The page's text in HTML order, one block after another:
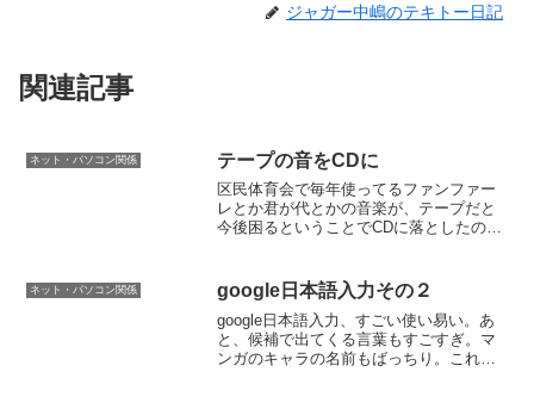
ジャガー中嶋のテキトー日記
関連記事
ネット・パソコン関係 テープの音をCDに
区民体育会で毎年使ってるファンファー
レとか君が代とかの音楽が、テープだと
今後困るということでCDに落としたの
いので覚書。ラジカセからライン引っ張
ってPCに接続。STSRE...
ネット・パソコン関係 google日本語入力その２
google日本語入力、すごい使い易い。あ
と、候補で出てくる言葉もすごすぎ。マ
ンガのキャラの名前もばっちり。これが